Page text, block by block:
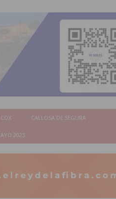
COX CALLOSA DE SEGURA
2023